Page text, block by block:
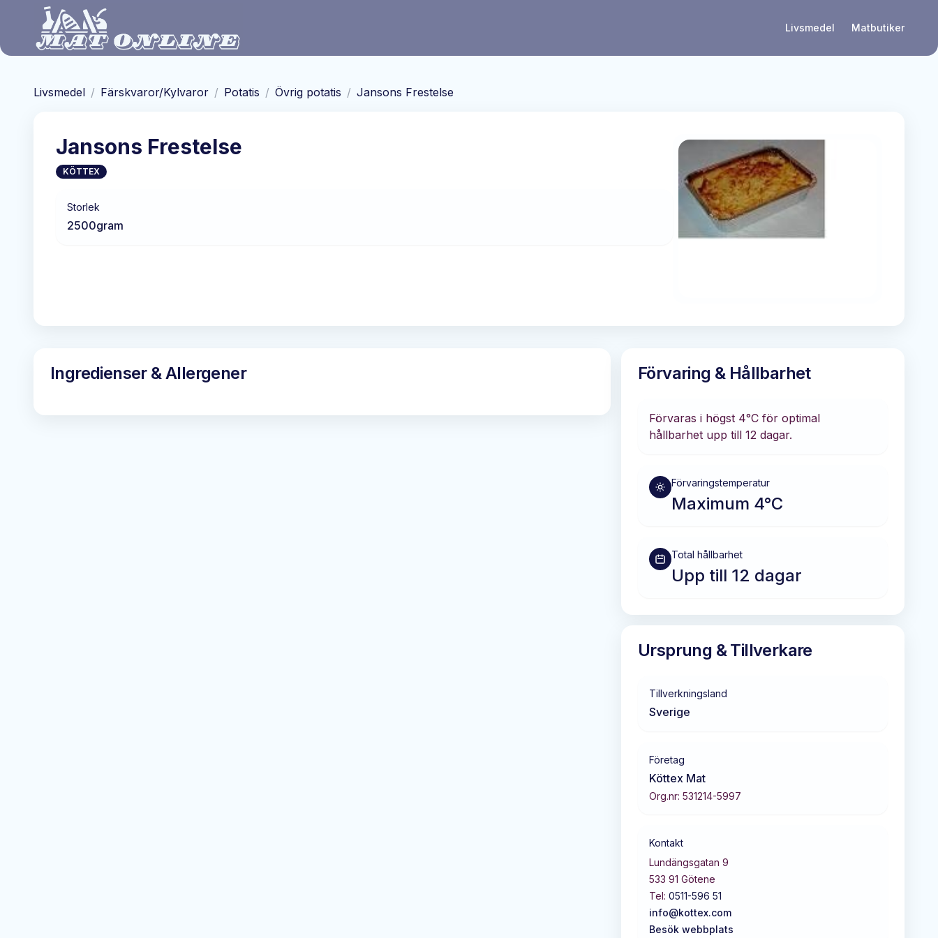
Hoppa till huvudinnehåll
Livsmedel Matbutiker
Livsmedel / Färskvaror/Kylvaror / Potatis / Övrig potatis / Jansons Frestelse
Jansons Frestelse
KÖTTEX
Storlek
2500gram
Ingredienser & Allergener Förvaring & Hållbarhet
Förvaras i högst 4°C för optimal
hållbarhet upp till 12 dagar.
Förvaringstemperatur
Maximum 4°C
Total hållbarhet
Upp till 12 dagar
Ursprung & Tillverkare
Tillverkningsland
Sverige
Företag
Köttex Mat
Org.nr: 531214-5997
Kontakt
Lundängsgatan 9
533 91 Götene
Tel: 0511-596 51
info@kottex.com
Besök webbplats